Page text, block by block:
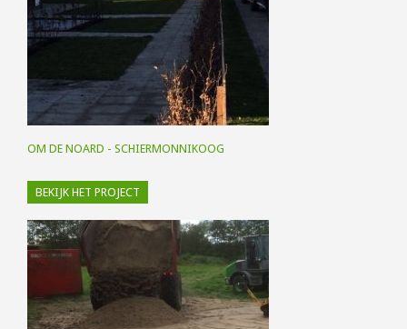
OM DE NOARD - SCHIERMONNIKOOG
BEKIJK HET PROJECT